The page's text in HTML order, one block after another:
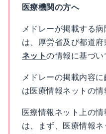
医療機関の方へ
メドレーが掲載する
は、厚労省及び都道府
ネットの情報に基づい
メドレーの掲載内容
は医療情報ネットの情
医療情報ネット上の
は、まず、医療情報